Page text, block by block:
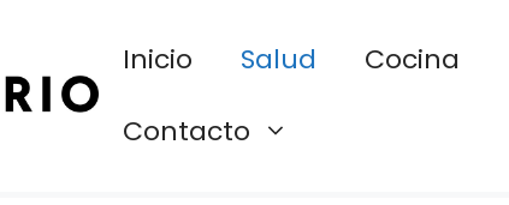
Inicio Salud Cocina
Contacto